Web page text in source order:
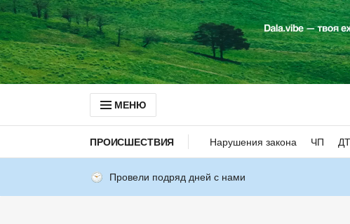
МЕНЮ
ПРОИСШЕСТВИЯ Нарушения закона ЧП
Провели подряд дней с нами